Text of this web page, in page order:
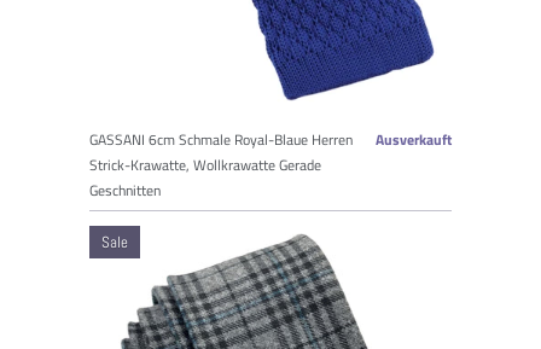
GASSANI 6cm Schmale Royal-Blaue Herren
Strick-Krawatte, Wollkrawatte Gerade
Geschnitten
Ausverkauft
Sale